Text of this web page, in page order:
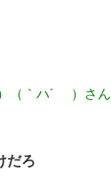
（｀ハ´ ）さん
だろ